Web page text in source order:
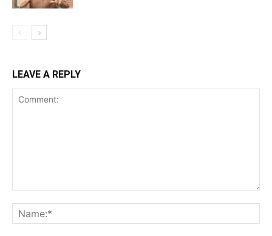
LEAVE A REPLY